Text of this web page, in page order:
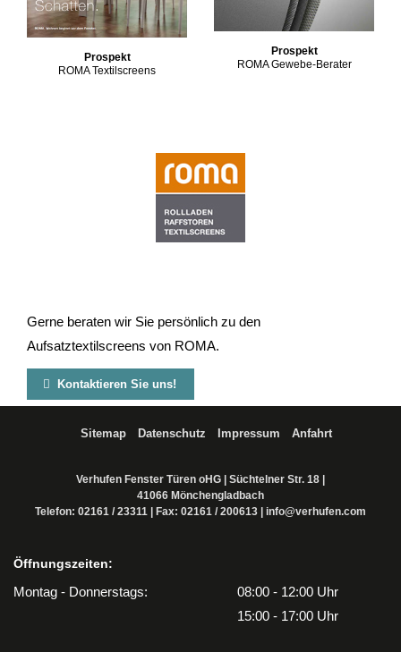
Prospekt
ROMA Textilscreens
Prospekt
ROMA Gewebe-Berater
Gerne beraten wir Sie persönlich zu den
Aufsatztextilscreens von ROMA.
 Kontaktieren Sie uns!
Sitemap
Datenschutz Impressum Anfahrt
Verhufen Fenster Türen oHG | Süchtelner Str. 18 |
41066 Mönchengladbach
Telefon: 02161 / 23311 | Fax: 02161 / 200613 | info@verhufen.com
Öffnungszeiten:
Montag - Donnerstags:
08:00 - 12:00 Uhr
15:00 - 17:00 Uhr